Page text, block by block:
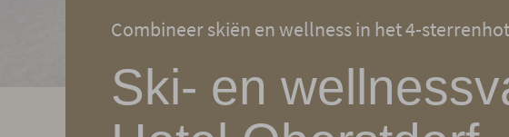
Combineer skiën en wellness in het 4-
Ski- en